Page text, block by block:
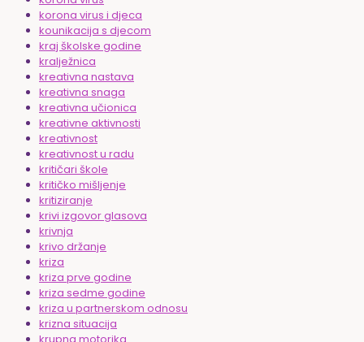
korona virus i djeca
kounikacija s djecom
kraj školske godine
kralježnica
kreativna nastava
kreativna snaga
kreativna učionica
kreativne aktivnosti
kreativnost
kreativnost u radu
kritičari škole
kritičko mišljenje
kritiziranje
krivi izgovor glasova
krivnja
krivo držanje
kriza
kriza prve godine
kriza sedme godine
kriza u partnerskom odnosu
krizna situacija